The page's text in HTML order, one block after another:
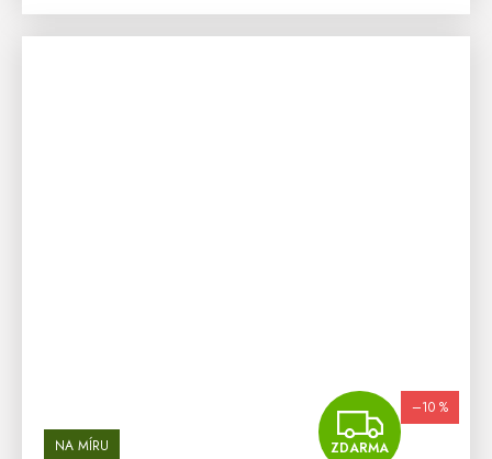
NA MÍRU ZDARMA
–10 %